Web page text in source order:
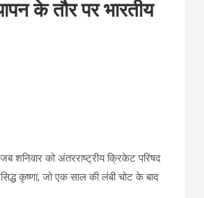
के तौर पर भारतीय
को अंतरराष्ट्रीय क्रिकेट परिषद
कृष्णा, जो एक साल की लंबी चोट के बाद